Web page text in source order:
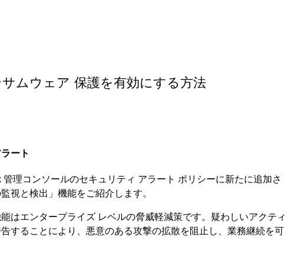
ムウェア 保護を有効にする方法
ート
理コンソールのセキュリティ アラート ポリシーに新たに追加さ
視と検出」機能をご紹介します。
はエンタープライズ レベルの脅威軽減策です。疑わしいアクティ
することにより、悪意のある攻撃の拡散を阻止し、業務継続を可